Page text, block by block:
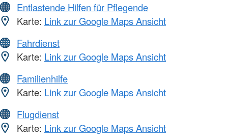
Entlastende Hilfen für Pflegende
Karte: Link zur Google Maps Ansicht
Fahrdienst
Karte: Link zur Google Maps Ansicht
Familienhilfe
Karte: Link zur Google Maps Ansicht
Flugdienst
Karte: Link zur Google Maps Ansicht